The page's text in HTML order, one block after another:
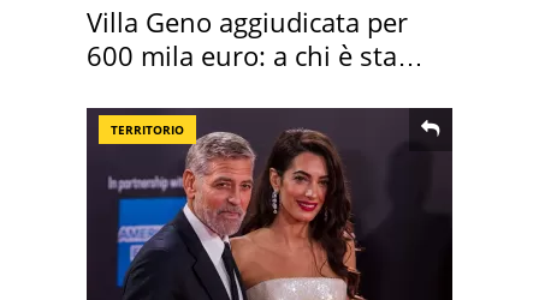
Villa Geno aggiudicata per
600 mila euro: a chi è stata
TERRITORIO